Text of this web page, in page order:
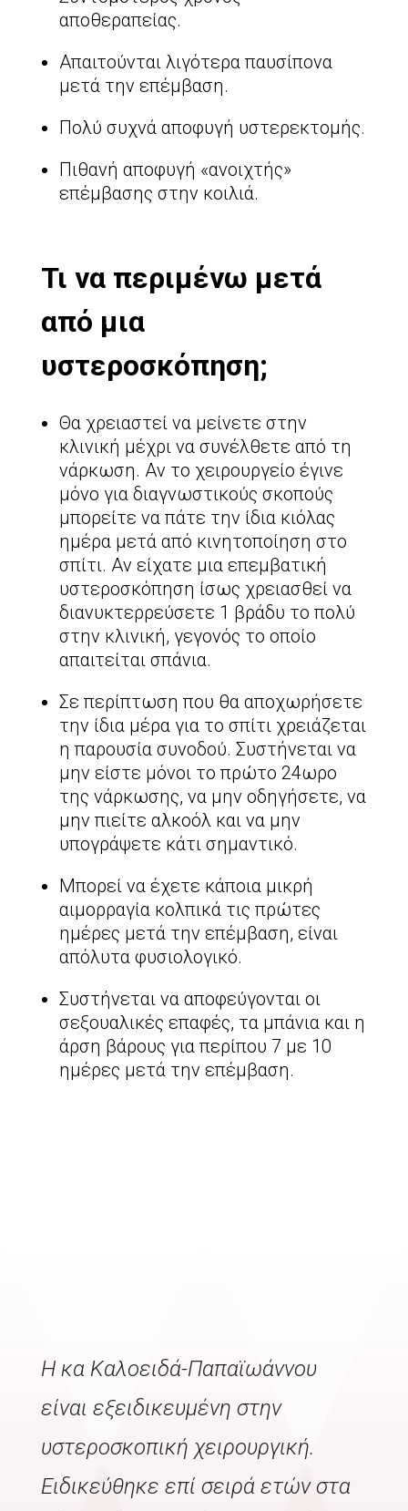
αποθεραπείας.
Απαιτούνται λιγότερα παυσίπονα
μετά την επέμβαση.
Πολύ συχνά αποφυγή υστερεκτομής.
Πιθανή αποφυγή «ανοιχτής»
επέμβασης στην κοιλιά.
Τι να περιμένω μετά
από μια
υστεροσκόπηση;
Θα χρειαστεί να μείνετε στην
κλινική μέχρι να συνέλθετε από τη
νάρκωση. Αν το χειρουργείο έγινε
μόνο για διαγνωστικούς σκοπούς
μπορείτε να πάτε την ίδια κιόλας
ημέρα μετά από κινητοποίηση στο
σπίτι. Αν είχατε μια επεμβατική
υστεροσκόπηση ίσως χρειασθεί να
διανυκτερρεύσετε 1 βράδυ το πολύ
στην κλινική, γεγονός το οποίο
απαιτείται σπάνια.
Σε περίπτωση που θα αποχωρήσετε
την ίδια μέρα για το σπίτι χρειάζεται
η παρουσία συνοδού. Συστήνεται να
μην είστε μόνοι το πρώτο 24ωρο
της νάρκωσης, να μην οδηγήσετε, να
μην πιείτε αλκοόλ και να μην
υπογράψετε κάτι σημαντικό.
Μπορεί να έχετε κάποια μικρή
αιμορραγία κολπικά τις πρώτες
ημέρες μετά την επέμβαση, είναι
απόλυτα φυσιολογικό.
Συστήνεται να αποφεύγονται οι
σεξουαλικές επαφές, τα μπάνια και η
άρση βάρους για περίπου 7 με 10
ημέρες μετά την επέμβαση.
Η κα Καλοειδά-Παπαϊωάννου
είναι εξειδικευμένη στην
υστεροσκοπική χειρουργική.
Ειδικεύθηκε επί σειρά ετών στα